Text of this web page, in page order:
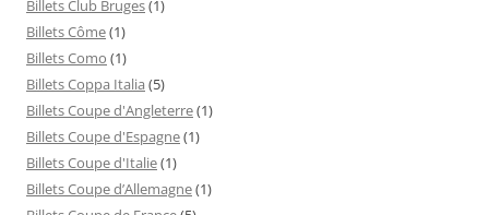
Billets Club Bruges(1)
Billets Côme(1)
Billets Como (1)
Billets Coppa Italia (5)
Billets Coupe d'Angleterre(1)
Billets Coupe d'Espagne(1)
Billets Coupe d'Italie(1)
Billets Coupe d’Allemagne(1)